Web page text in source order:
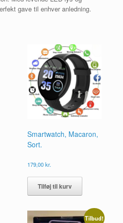
gave til enhver anledning.
Smartwatch, Macaron,
Sort.
179,00kr.
Tilføj til kurv
Tilbud!